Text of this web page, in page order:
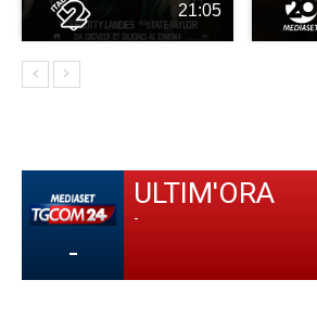
21:05
-
ULTIM'ORA
-